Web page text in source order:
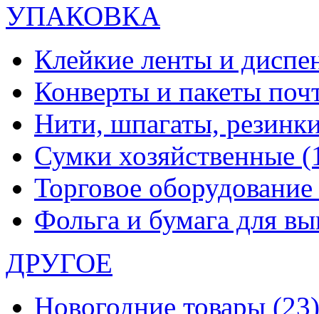
УПАКОВКА
Клейкие ленты и
Конверты и пакеты
Нити, шпагаты,
Сумки хозяйственные
Торговое оборудование
Фольга и бумага для
ДРУГОЕ
Новогодние товары (23)